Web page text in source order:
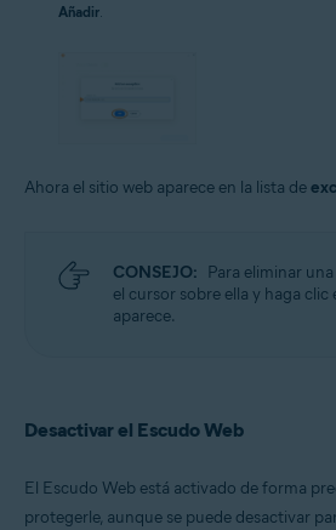
Añadir
Ahora el sitio web aparece en la lista de
CONSEJO: Para eliminar
el cursor sobre ella y haga clic
aparece.
Desactivar el Escudo Web
El Escudo Web está activado de forma
protegerle, aunque se puede desactivar